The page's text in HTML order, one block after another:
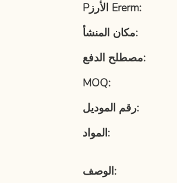
Pالأرز Ererm:
مكان المنشأ:
مصطلح الدفع:
MOQ:
رقم الموديل:
المواد:
الوصف: